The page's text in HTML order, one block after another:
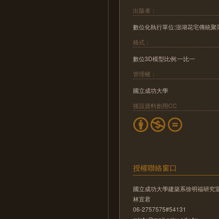
出版者：
數位化執行單位:澎湖花宅傳統
格式：
數位3D模型比例:一比一
管理權：
國立成功大學
後設資料創用CC
授權聯絡窗口
國立成功大學建築系徐明福研究
林宜君
06-2757575#54131